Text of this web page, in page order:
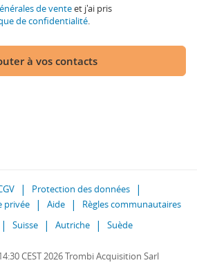
de venteet j'ai pris
de confidentialité.
à vos contacts
Protection des données
privée Aide
Règles communautaires
Suisse Autriche Suède
CEST 2026 Trombi Acquisition Sarl